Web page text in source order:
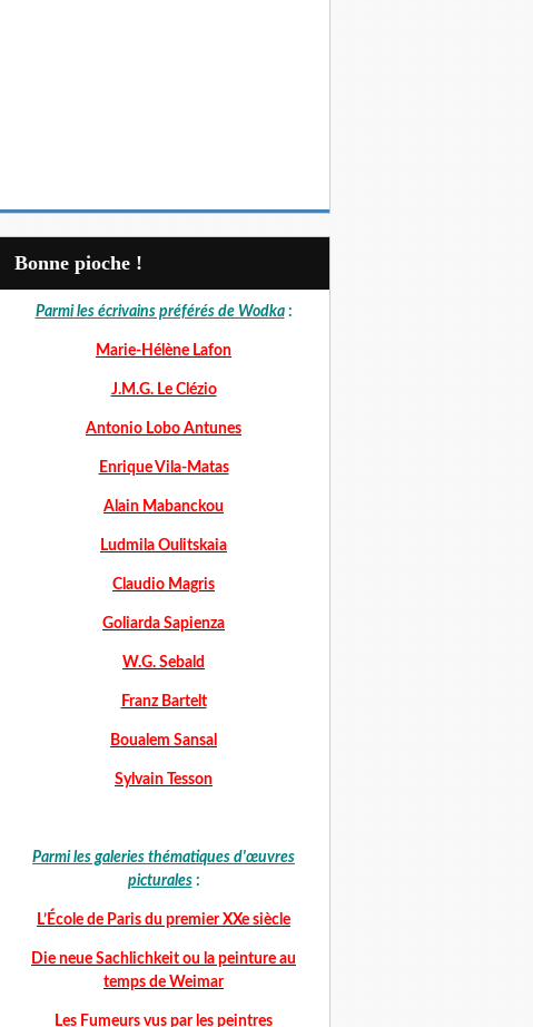
Bonne pioche !
Parmi les écrivains préférés de Wodka:
Marie-Hélène Lafon
J.M.G. Le Clézio
Antonio Lobo Antunes
Enrique Vila-Matas
Alain Mabanckou
Ludmila Oulitskaia
Claudio Magris
Goliarda Sapienza
W.G. Sebald
Franz Bartelt
Boualem Sansal
Sylvain Tesson
Parmi les galeries thématiques d'œuvres
picturales:
L’École de Paris du premier XXe siècle
Die neue Sachlichkeit ou la peinture au
temps de Weimar
Les Fumeurs vus par les peintres